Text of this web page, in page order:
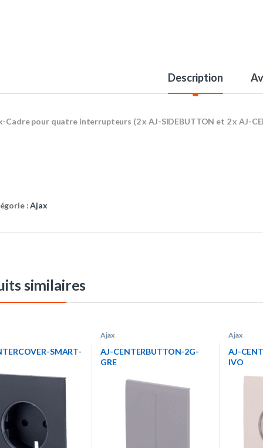
Description
Cadre pour quatre interrupteurs (2 x AJ-SIDEBUTTON et 2 x AJ-
:Ajax
similaires
SMART-
Ajax
AJ-CENTERBUTTON-2G-
GRE
Ajax
AJ-
IVO